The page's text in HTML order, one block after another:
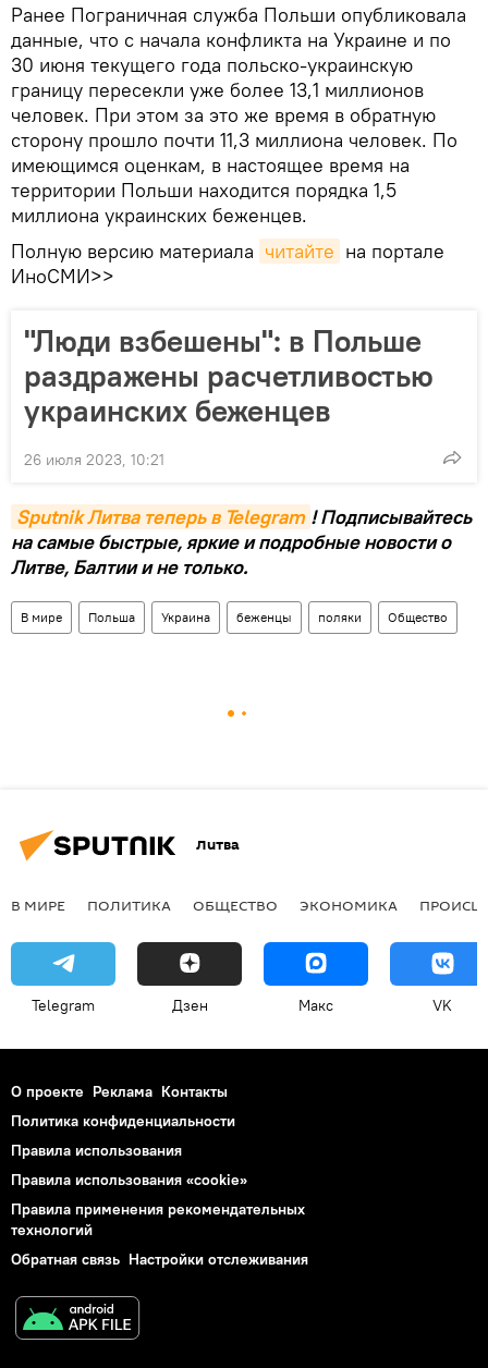
Ранее Пограничная служба Польши опубликовала
данные, что с начала конфликта на Украине и по
30 июня текущего года польско-украинскую
границу пересекли уже более 13,1 миллионов
человек. При этом за это же время в обратную
сторону прошло почти 11,3 миллиона человек. По
имеющимся оценкам, в настоящее время на
территории Польши находится порядка 1,5
миллиона украинских беженцев.
Полную версию материала читайте на портале
ИноСМИ>>
"Люди взбешены": в Польше
раздражены расчетливостью
украинских беженцев
26 июля 2023, 10:21
Sputnik Литва теперь в Telegram ! Подписывайтесь
на самые быстрые, яркие и подробные новости о
Литве, Балтии и не только.
В мире Польша Украина беженцы поляки Общество
Литва
В МИРЕ ПОЛИТИКА ОБЩЕСТВО ЭКОНОМИКА
Telegram Дзен Макс VK
О проекте Реклама Контакты
Политика конфиденциальности
Правила использования
Правила использования «cookie»
Правила применения рекомендательных
технологий
Обратная связь Настройки отслеживания